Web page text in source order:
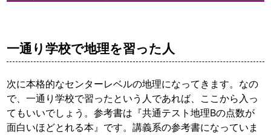
一通り学校で地理を習った人
次に本格的なセンターレベルの地理になってきます。なの
で、一通り学校で習ったという人であれば、ここから入っ
てもいいでしょう。参考書は『共通テスト地理Bの点数が
面白いほどとれる本』です。講義系の参考書になっていま